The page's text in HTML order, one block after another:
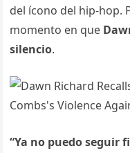
del ícono del hip-hop.
momento en que
silencio.
“Ya no puedo seguir